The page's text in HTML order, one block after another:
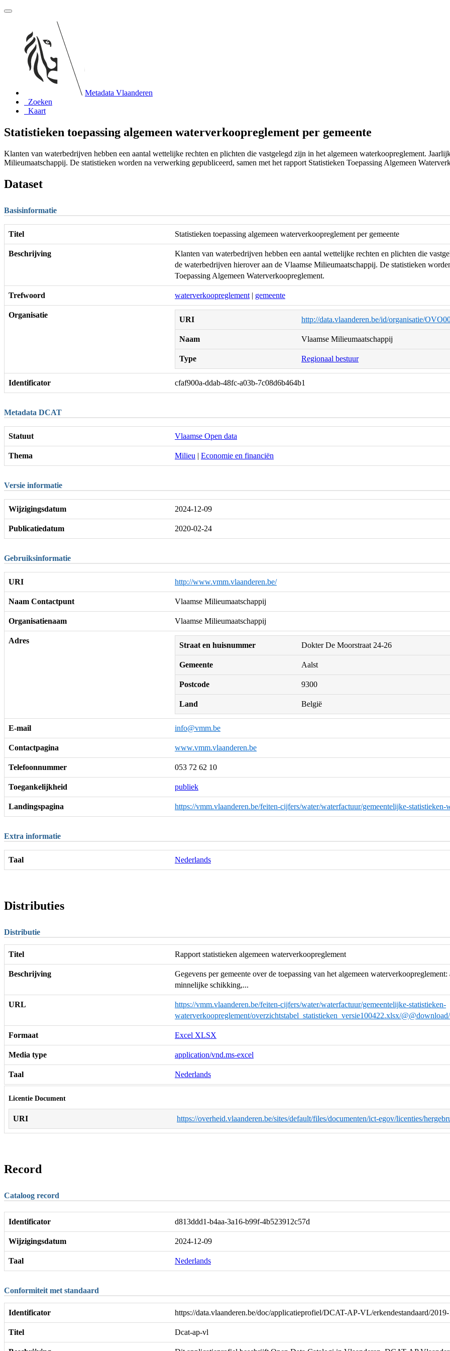
Metadata Vlaanderen
Zoeken
Kaart
Statistieken toepassing algemeen waterverkoopreglement per gemeente
Klanten van waterbedrijven hebben een aantal wettelijke rechten en plichten die vastgelegd zijn in het algemeen waterkoopreglement.
Milieumaatschappij. De statistieken worden na verwerking gepubliceerd, samen met het rapport Statistieken Toepassing Algemeen
Dataset
Basisinformatie
Titel Statistieken toepassing algemeen waterverkoopreglement per gemeente
Beschrijving
Klanten van waterbedrijven hebben een aantal wettelijke rechten en plichten die
de waterbedrijven hierover aan de Vlaamse Milieumaatschappij. De statistieken
Toepassing Algemeen Waterverkoopreglement.
Trefwoord waterverkoopreglement | gemeente
Organisatie
URI http://data.vlaanderen.be/id/organisatie/
Naam Vlaamse Milieumaatschappij
Type Regionaal bestuur
Identificator cfaf900a-ddab-48fc-a03b-7c08d6b464b1
Metadata DCAT
Statuut Vlaamse Open data
Thema Milieu | Economie en financiën
Versie informatie
Wijzigingsdatum 2024-12-09
Publicatiedatum 2020-02-24
Gebruiksinformatie
URI http://www.vmm.vlaanderen.be/
Naam Contactpunt Vlaamse Milieumaatschappij
Organisatienaam Vlaamse Milieumaatschappij
Adres
Straat en huisnummer Dokter De Moorstraat 24-26
Gemeente Aalst
Postcode 9300
Land België
E-mail info@vmm.be
Contactpagina www.vmm.vlaanderen.be
Telefoonnummer 053 72 62 10
Toegankelijkheid publiek
Landingspagina https://vmm.vlaanderen.be/feiten-cijfers/water/waterfactuur/gemeentelijke-statistieken-
Extra informatie
Taal Nederlands
Distributies
Distributie
Titel Rapport statistieken algemeen waterverkoopreglement
Beschrijving
Gegevens per gemeente over de toepassing van het algemeen
minnelijke schikking,...
URL
https://vmm.vlaanderen.be/feiten-cijfers/water/waterfactuur/gemeentelijke-statistieken-
waterverkoopreglement/overzichtstabel_statistieken_versie100422.xlsx/
Formaat Excel XLSX
Media type application/vnd.ms-excel
Taal Nederlands
Licentie Document
URI https://overheid.vlaanderen.be/sites/default/files/documenten/ict-egov/licenties/
Record
Cataloog record
Identificator d813ddd1-b4aa-3a16-b99f-4b523912c57d
Wijzigingsdatum 2024-12-09
Taal Nederlands
Conformiteit met standaard
Identificator https://data.vlaanderen.be/doc/applicatieprofiel/DCAT-AP-VL/erkendestandaard/
Titel Dcat-ap-vl